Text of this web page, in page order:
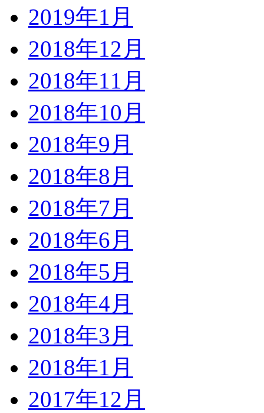
2019年1月
2018年12月
2018年11月
2018年10月
2018年9月
2018年8月
2018年7月
2018年6月
2018年5月
2018年4月
2018年3月
2018年1月
2017年12月